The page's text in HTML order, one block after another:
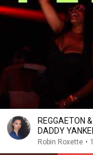
REGGAETON
DADDY
Robin Roxette •